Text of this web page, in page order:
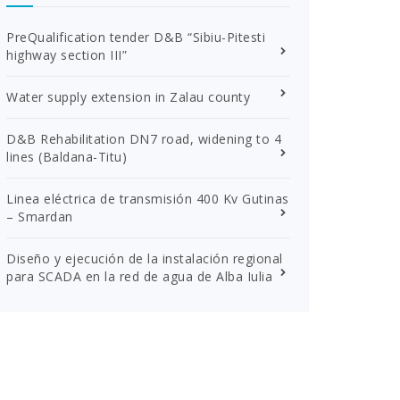
PreQualification tender D&B “Sibiu-Pitesti
highway section III”
Water supply extension in Zalau county
D&B Rehabilitation DN7 road, widening to 4
lines (Baldana-Titu)
Linea eléctrica de transmisión 400 Kv Gutinas
– Smardan
Diseño y ejecución de la instalación regional
para SCADA en la red de agua de Alba Iulia